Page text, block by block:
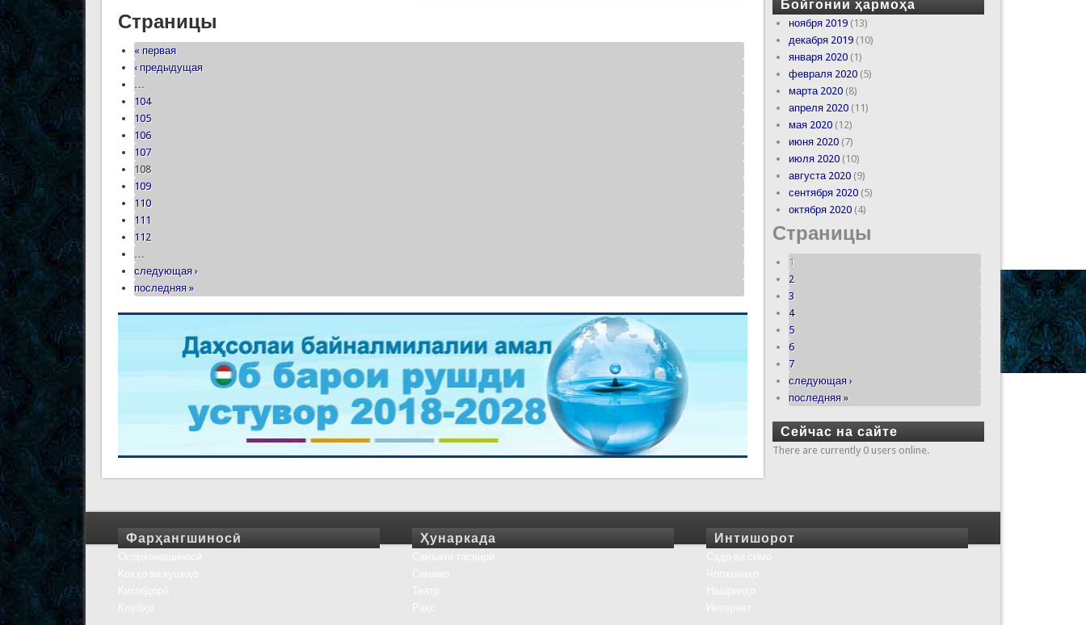
Страницы
« первая
‹ предыдущая
…
104
105
106
107
108
109
110
111
112
…
следующая ›
последняя »
Бойгонии ҳармоҳа
ноября 2019(13)
декабря 2019(10)
января 2020(1)
февраля 2020(5)
марта 2020(8)
апреля 2020(11)
мая 2020(12)
июня 2020(7)
июля 2020(10)
августа 2020(9)
сентября 2020(5)
октября 2020(4)
Страницы
1
2
3
4
5
6
7
следующая ›
последняя »
Сейчас на сайте
There are currently 0 users online.
Фарҳангшиносӣ Ҳунаркада Интишорот